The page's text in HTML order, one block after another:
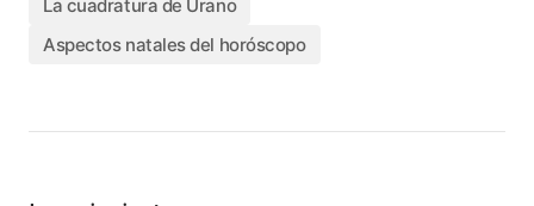
La cuadratura de Urano
Aspectos natales del horóscopo